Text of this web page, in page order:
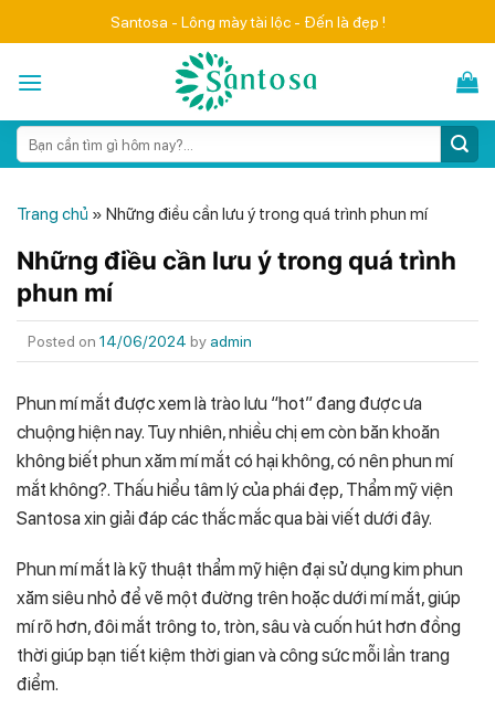
to
Santosa - Lông mày tài lộc - Đến là đẹp !
Search
for:
Trang chủ » Những điều cần lưu ý trong quá trình phun mí
Những điều cần lưu ý trong quá trình
phun mí
Posted on 14/06/2024 by admin
Phun mí mắt được xem là trào lưu “hot” đang được ưa
chuộng hiện nay. Tuy nhiên, nhiều chị em còn băn khoăn
không biết phun xăm mí mắt có hại không, có nên phun mí
mắt không?. Thấu hiểu tâm lý của phái đẹp, Thẩm mỹ viện
Santosa xin giải đáp các thắc mắc qua bài viết dưới đây.
Phun mí mắt là kỹ thuật thẩm mỹ hiện đại sử dụng kim phun
xăm siêu nhỏ để vẽ một đường trên hoặc dưới mí mắt, giúp
mí rõ hơn, đôi mắt trông to, tròn, sâu và cuốn hút hơn đồng
thời giúp bạn tiết kiệm thời gian và công sức mỗi lần trang
điểm.